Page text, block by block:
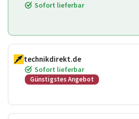
Sofort lieferbar
technikdirekt.de
Sofort lieferbar
Günstigstes Angebot